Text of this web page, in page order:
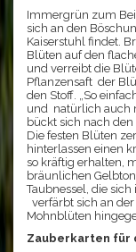
Immergrün zum
sich an den
Kaiserstuhl findet.
Blüten auf den
und verreibt die
Pflanzensaft der
den Stoff. „So
und natürlich auch
bückt sich nach
Die festen Blüten
hinterlassen einen
so kräftig erhalten,
bräunlichen
Taubnessel, die
verfärbt sich an
Mohnblüten
Zauberkarten für